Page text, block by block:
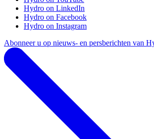
Hydro on LinkedIn
Hydro on Facebook
Hydro on Instagram
Abonneer u op nieuws- en persberichten van